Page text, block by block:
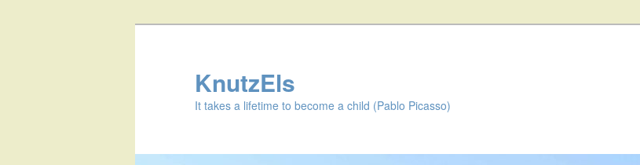
KnutzEls
It takes a lifetime to become a child (Pablo Picasso)